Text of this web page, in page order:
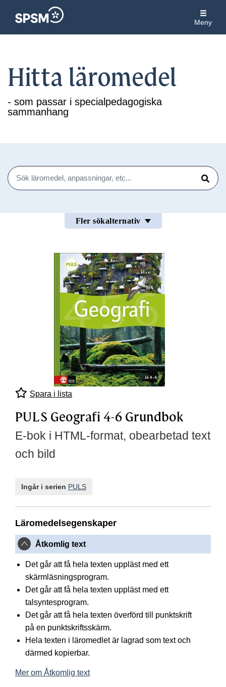
Meny
Hitta läromedel
- som passar i specialpedagogiska
sammanhang
Sök
Sök
Fler sökalternativ
Spara i lista
PULS Geografi 4-6 Grundbok
E-bok i HTML-format, obearbetad text
och bild
Ingår i serien PULS
Läromedelsegenskaper
Åtkomlig text
Det går att få hela texten uppläst med ett
skärmläsningsprogram.
Det går att få hela texten uppläst med ett
talsyntesprogram.
Det går att få hela texten överförd till punktskrift
på en punktskriftsskärm.
Hela texten i läromedlet är lagrad som text och
därmed kopierbar.
Mer om Åtkomlig text